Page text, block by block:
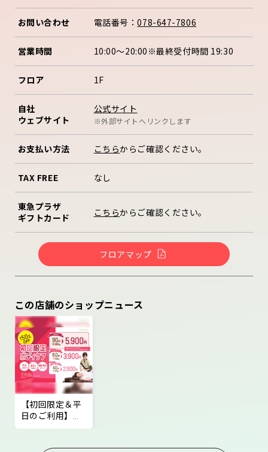
お問い合わせ 電話番号：078-647-7806
営業時間 10:00～20:00※最終受付時間 19:30
フロア 1F
自社
ウェブサイト
公式サイト
※外部サイトへリンクします
お支払い方法 こちらからご確認ください。
TAX FREE なし
東急プラザ
ギフトカード
こちらからご確認ください。
フロアマップ
この店舗のショップニュース
【初回限定＆平
日のご利用】最
大49%OFFメニュ